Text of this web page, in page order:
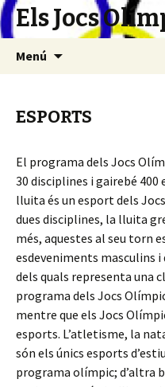
Els Jocs
Menú
ESPORTS
El programa dels Jocs
30 disciplines i gairebé
lluita és un esport dels
dues disciplines, la lluita
més, aquestes al seu torn
esdeveniments masculins i
dels quals representa una
programa dels Jocs
mentre que els Jocs
esports. L’atletisme, la
són els únics esports
programa olímpic; d’altra